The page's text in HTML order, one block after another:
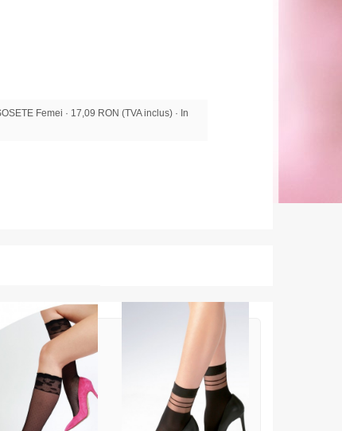
Femei · 17,09 RON (TVA inclus) · In